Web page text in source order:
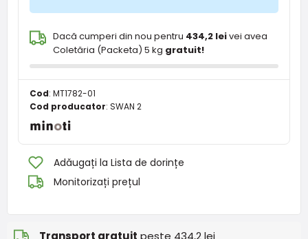
Dacă cumperi din nou pentru 434,2 leivei avea
Coletăria (Packeta) 5 kg gratuit!
Cod: MT1782-01
Cod producator: SWAN 2
Adăugați la Lista de dorințe
Monitorizați prețul